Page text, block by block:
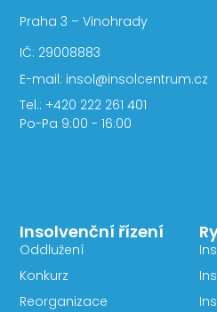
Insolvenční řízení
Oddlužení
Konkurz
Reorganizace
Praha 3 – Vinohrady
IČ: 29008883
E-mail: insol@insolcentrum.cz
Tel.: +420 222 261 401
Po-Pa 9:00 - 16:00